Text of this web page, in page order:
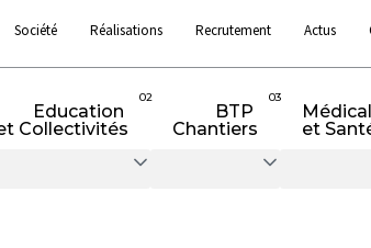
Société Réalisations Recrutement Actus
Education
Collectivités
02
BTP
Chantiers
03
Médical
et